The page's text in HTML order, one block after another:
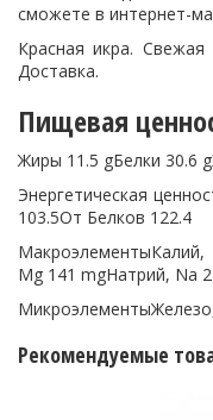
сможете в интернет-
Красная икра.
Доставка.
Пищевая
Жиры 11.5 gБелки 30.6
Энергетическая
103.5От Белков 122.4
Mg 141 mgНатрий, Na
Рекомендуемые